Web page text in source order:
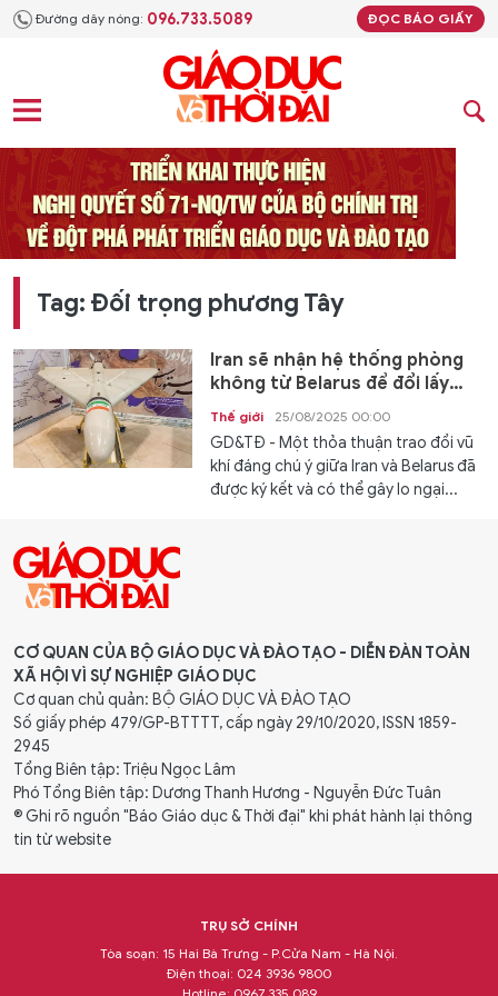
Đường dây nóng: 096.733.5089 ĐỌC BÁO GIẤY
Tag: Đối trọng phương Tây
Iran sẽ nhận hệ thống phòng
không từ Belarus để đổi lấy
UAV và tên lửa
Thế giới 25/08/2025 00:00
GD&TĐ - Một thỏa thuận trao đổi vũ
khí đáng chú ý giữa Iran và Belarus đã
được ký kết và có thể gây lo ngại...
CƠ QUAN CỦA BỘ GIÁO DỤC VÀ ĐÀO TẠO - DIỄN ĐÀN TOÀN
XÃ HỘI VÌ SỰ NGHIỆP GIÁO DỤC
Cơ quan chủ quản: BỘ GIÁO DỤC VÀ ĐÀO TẠO
Số giấy phép 479/GP-BTTTT, cấp ngày 29/10/2020, ISSN 1859-
2945
Tổng Biên tập: Triệu Ngọc Lâm
Phó Tổng Biên tập: Dương Thanh Hương - Nguyễn Đức Tuân
® Ghi rõ nguồn "Báo Giáo dục & Thời đại" khi phát hành lại thông
tin từ website
TRỤ SỞ CHÍNH
Tòa soạn: 15 Hai Bà Trưng - P.Cửa Nam - Hà Nội.
Điện thoại: 024 3936 9800